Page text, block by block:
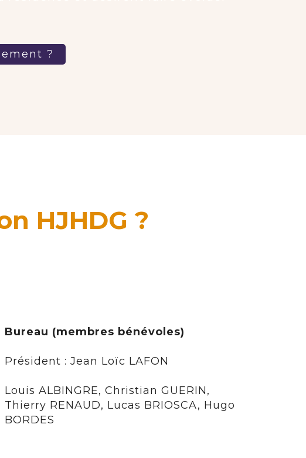
?
HJHDG ?
Bureau (membres bénévoles)
Président : Jean Loïc LAFON
Louis ALBINGRE, Christian GUERIN,
Thierry RENAUD, Lucas BRIOSCA, Hugo
BORDES